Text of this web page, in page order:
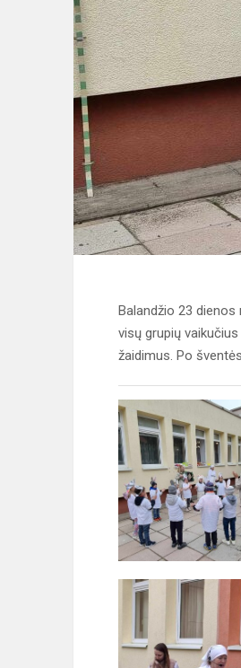
Balandžio 23
visų grupių
žaidimus. Po